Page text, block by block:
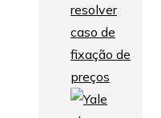
resolver
caso de
fixação de
preços